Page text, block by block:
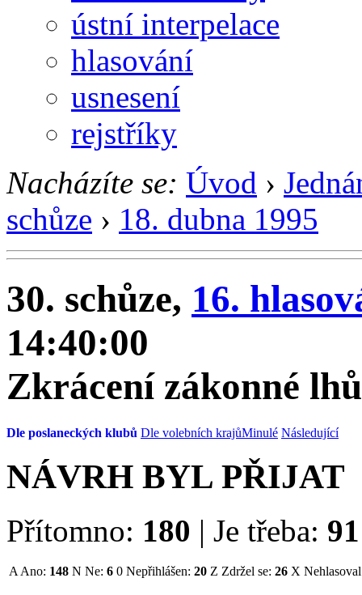
ústní interpelace
hlasování
usnesení
rejstříky
Nacházíte se: Úvod ›
schůze › 18. dubna 1995
30. schůze, 16.
14:40:00
Zkrácení zákonné
Dle poslaneckých klubů Dle volebních krajůMinulé Následující
NÁVRH BYL PŘIJAT
Přítomno: 180 | Je třeba: 91
A Ano: 148 N Ne: 6 0 Nepřihlášen: 20 Z Zdržel se: 26 X Nehlasoval